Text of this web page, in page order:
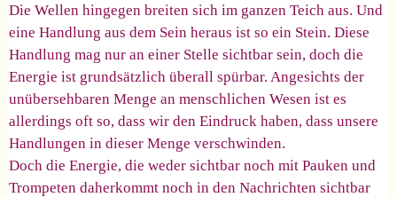
Die Wellen hingegen breiten sich im ganzen Teich aus. Und
eine Handlung aus dem Sein heraus ist so ein Stein. Diese
Handlung mag nur an einer Stelle sichtbar sein, doch die
Energie ist grundsätzlich überall spürbar. Angesichts der
unübersehbaren Menge an menschlichen Wesen ist es
allerdings oft so, dass wir den Eindruck haben, dass unsere
Handlungen in dieser Menge verschwinden.
Doch die Energie, die weder sichtbar noch mit Pauken und
Trompeten daherkommt noch in den Nachrichten sichtbar